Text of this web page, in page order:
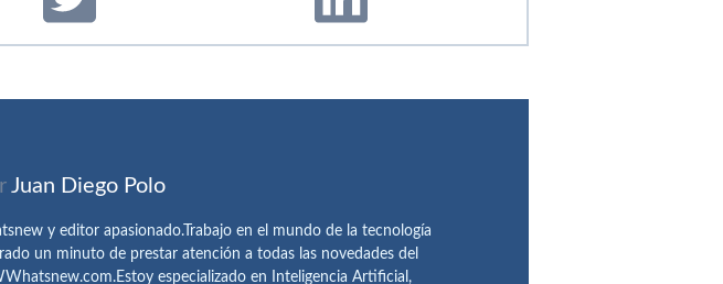
Juan Diego Polo
y editor apasionado.Trabajo en el mundo de la tecnología
un minuto de prestar atención a todas las novedades del
especializado en Inteligencia Artificial,